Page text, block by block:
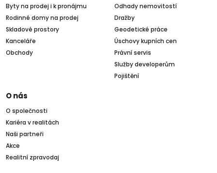
Byty na prodej i k pronájmu
Rodinné domy na prodej
Skladové prostory
Kanceláře
Obchody
Odhady nemovitostí
Dražby
Geodetické práce
Úschovy kupních cen
Právní servis
Služby developerům
Pojištění
O nás
O společnosti
Kariéra v realitách
Naši partneři
Akce
Realitní zpravodaj